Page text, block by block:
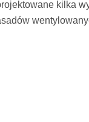
kilka